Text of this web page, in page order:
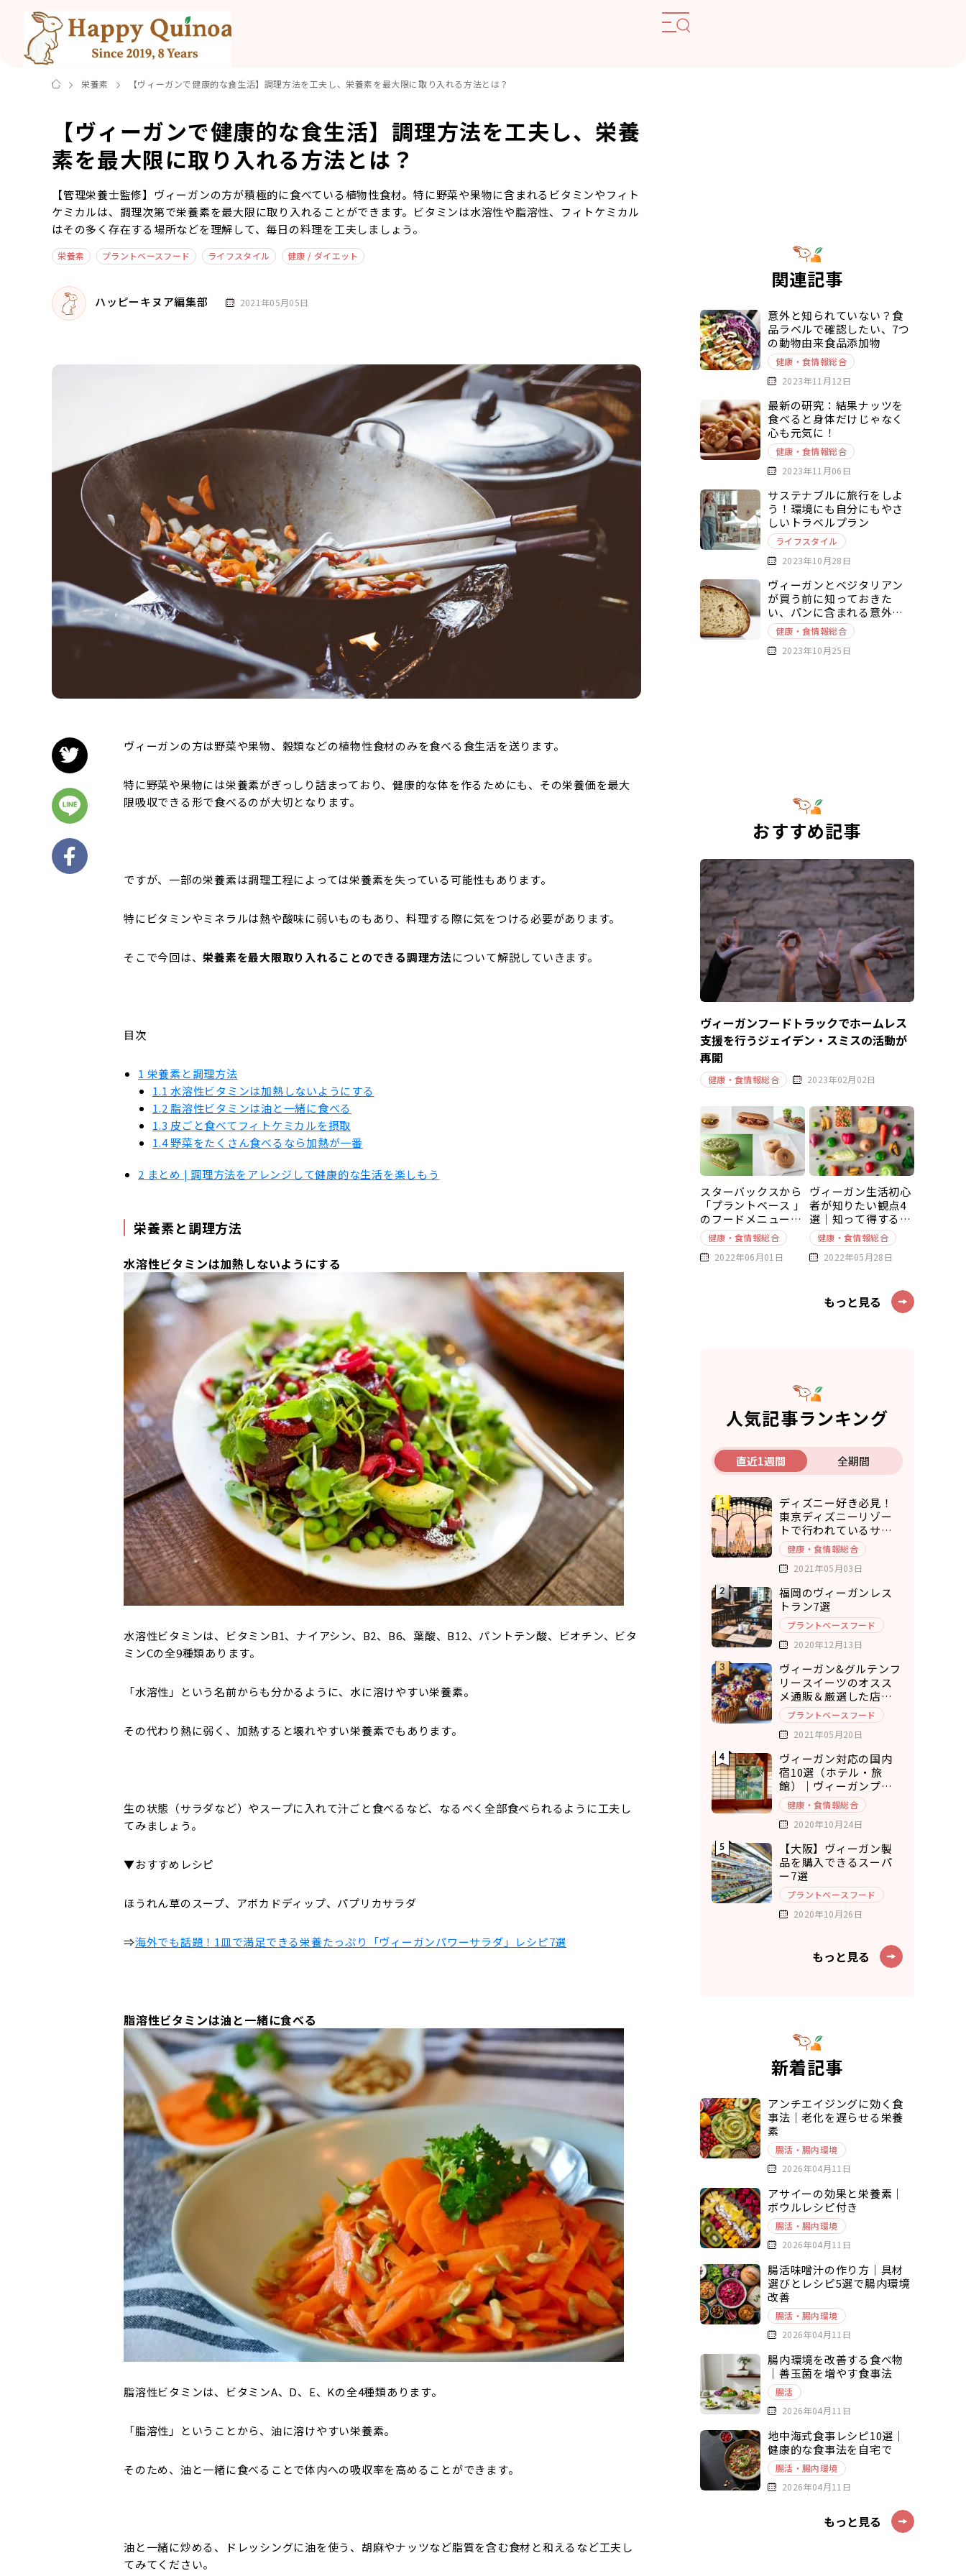
栄養素 【ヴィーガンで健康的な食生活】調理方法を工夫し、栄養素を最大限に取り入れる方法とは？
【ヴィーガンで健康的な食生活】調理方法を工夫し、栄養
素を最大限に取り入れる方法とは？
【管理栄養士監修】ヴィーガンの方が積極的に食べている植物性食材。特に野菜や果物に含まれるビタミンやフィト
ケミカルは、調理次第で栄養素を最大限に取り入れることができます。ビタミンは水溶性や脂溶性、フィトケミカル
はその多く存在する場所などを理解して、毎日の料理を工夫しましょう。
栄養素 プラントベースフード ライフスタイル 健康 / ダイエット
ハッピーキヌア編集部 2021年05月05日
ヴィーガンの方は野菜や果物、穀類などの植物性食材のみを食べる食生活を送ります。
特に野菜や果物には栄養素がぎっしり詰まっており、健康的な体を作るためにも、その栄養価を最大
限吸収できる形で食べるのが大切となります。
ですが、一部の栄養素は調理工程によっては栄養素を失っている可能性もあります。
特にビタミンやミネラルは熱や酸味に弱いものもあり、料理する際に気をつける必要があります。
そこで今回は、栄養素を最大限取り入れることのできる調理方法について解説していきます。
目次
1 栄養素と調理方法
1.1 水溶性ビタミンは加熱しないようにする
1.2 脂溶性ビタミンは油と一緒に食べる
1.3 皮ごと食べてフィトケミカルを摂取
1.4野菜をたくさん食べるなら加熱が一番
2 まとめ | 調理方法をアレンジして健康的な生活を楽しもう
栄養素と調理方法
水溶性ビタミンは加熱しないようにする
水溶性ビタミンは、ビタミンB1、ナイアシン、B2、B6、葉酸、B12、パントテン酸、ビオチン、ビタ
ミンCの全9種類あります。
「水溶性」という名前からも分かるように、水に溶けやすい栄養素。
その代わり熱に弱く、加熱すると壊れやすい栄養素でもあります。
生の状態（サラダなど）やスープに入れて汁ごと食べるなど、なるべく全部食べられるように工夫し
てみましょう。
▼おすすめレシピ
ほうれん草のスープ、アボカドディップ、パプリカサラダ
⇒海外でも話題！1皿で満足できる栄養たっぷり「ヴィーガンパワーサラダ」レシピ7選
脂溶性ビタミンは油と一緒に食べる
脂溶性ビタミンは、ビタミンA、D、E、Kの全4種類あります。
「脂溶性」ということから、油に溶けやすい栄養素。
そのため、油と一緒に食べることで体内への吸収率を高めることができます。
油と一緒に炒める、ドレッシングに油を使う、胡麻やナッツなど脂質を含む食材と和えるなど工夫し
てみてください。
関連記事
意外と知られていない？食
品ラベルで確認したい、7つ
の動物由来食品添加物
健康・食情報総合
2023年11月12日
最新の研究：結果ナッツを
食べると身体だけじゃなく
心も元気に！
健康・食情報総合
2023年11月06日
サステナブルに旅行をしよ
う！環境にも自分にもやさ
しいトラベルプラン
ライフスタイル
2023年10月28日
ヴィーガンとベジタリアン
が買う前に知っておきた
い、パンに含まれる意外な
動物由来原料とは？
健康・食情報総合
2023年10月25日
おすすめ記事
ヴィーガンフードトラックでホームレス
支援を行うジェイデン・スミスの活動が
再開
健康・食情報総合 2023年02月02日
スターバックスから
「プラントベース 」
のフードメニューが
新発売
健康・食情報総合
2022年06月01日
ヴィーガン生活初心
者が知りたい観点4
選｜知って得する豆
知識～基本編～
健康・食情報総合
2022年05月28日
もっと見る
人気記事ランキング
直近1週間 全期間
ディズニー好き必見！
東京ディズニーリゾー
トで行われているサス
テナブルな取り組み5選
健康・食情報総合
2021年05月03日
福岡のヴィーガンレス
トラン7選
プラントベースフード
2020年12月13日
ヴィーガン&グルテンフ
リースイーツのオスス
メ通販＆厳選した店舗
10選
プラントベースフード
2021年05月20日
ヴィーガン対応の国内
宿10選（ホテル・旅
館）｜ヴィーガンプラ
ンもあり◎
健康・食情報総合
2020年10月24日
【大阪】ヴィーガン製
品を購入できるスーパ
ー7選
プラントベースフード
2020年10月26日
もっと見る
新着記事
アンチエイジングに効く食
事法｜老化を遅らせる栄養
素
腸活・腸内環境
2026年04月11日
アサイーの効果と栄養素｜
ボウルレシピ付き
腸活・腸内環境
2026年04月11日
腸活味噌汁の作り方｜具材
選びとレシピ5選で腸内環境
改善
腸活・腸内環境
2026年04月11日
腸内環境を改善する食べ物
｜善玉菌を増やす食事法
腸活
2026年04月11日
地中海式食事レシピ10選｜
健康的な食事法を自宅で
腸活・腸内環境
2026年04月11日
もっと見る